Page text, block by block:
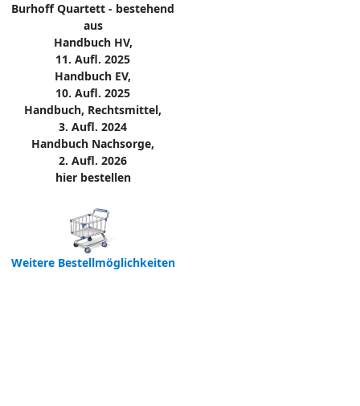
Burhoff Quartett - bestehend
aus
Handbuch HV,
11. Aufl. 2025
Handbuch EV,
10. Aufl. 2025
Handbuch, Rechtsmittel,
3. Aufl. 2024
Handbuch Nachsorge,
2. Aufl. 2026
hier bestellen
Weitere Bestellmöglichkeiten